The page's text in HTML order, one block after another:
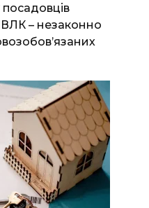
ВЛК – незаконно